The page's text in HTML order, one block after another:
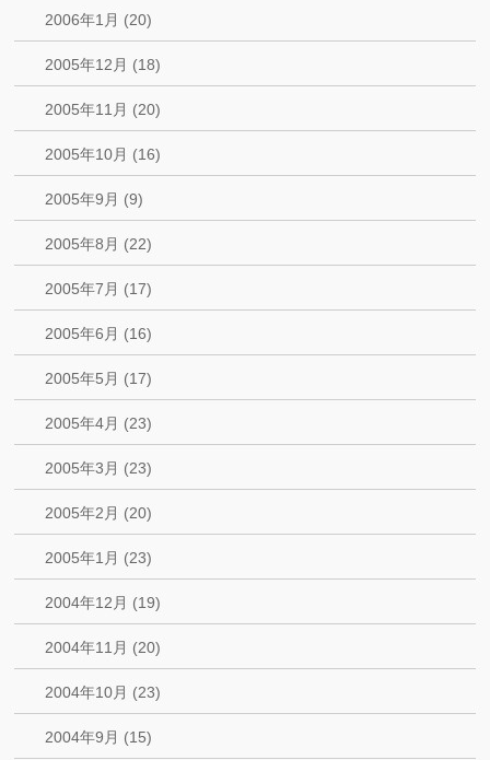
2006年1月 (20)
2005年12月 (18)
2005年11月 (20)
2005年10月 (16)
2005年9月 (9)
2005年8月 (22)
2005年7月 (17)
2005年6月 (16)
2005年5月 (17)
2005年4月 (23)
2005年3月 (23)
2005年2月 (20)
2005年1月 (23)
2004年12月 (19)
2004年11月 (20)
2004年10月 (23)
2004年9月 (15)